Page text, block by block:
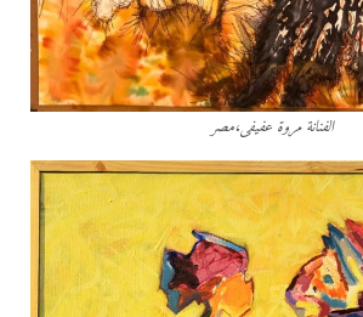
الفنانة مروة عفيفى،مصر